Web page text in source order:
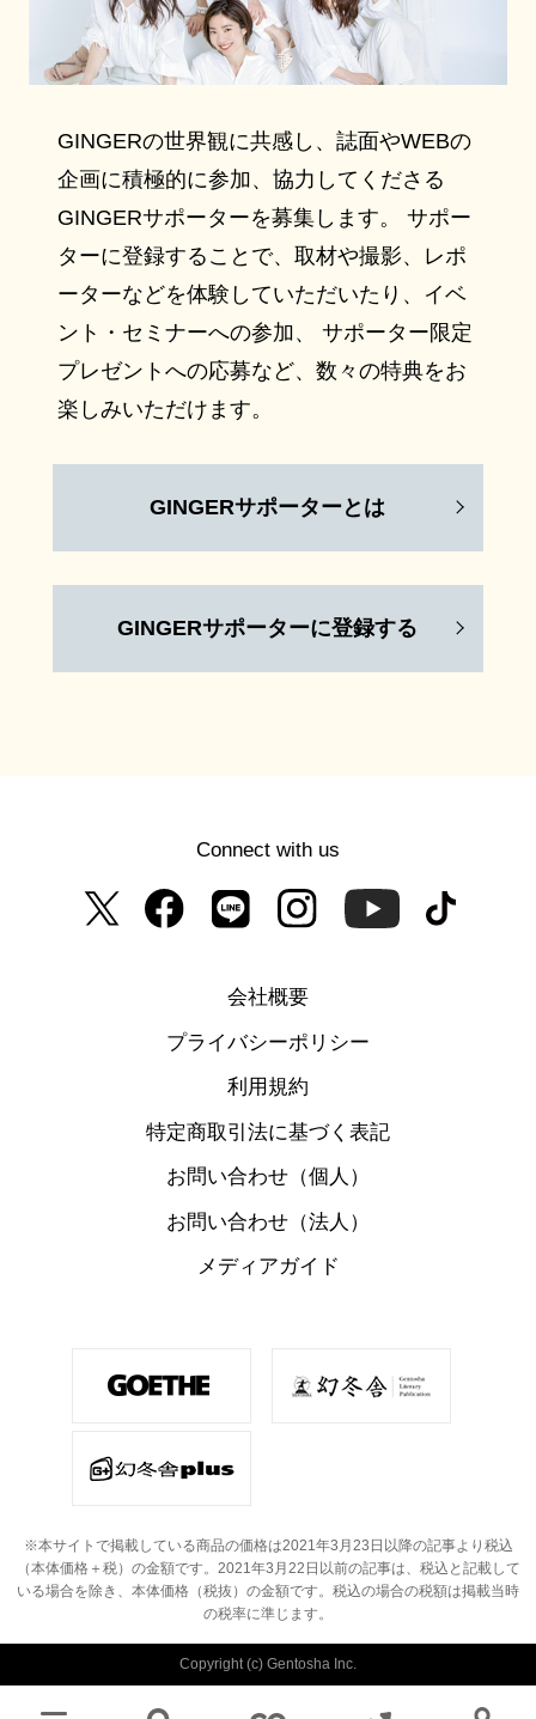
GINGERの世界観に共感し、誌面やWEBの
企画に積極的に参加、協力してくださる
GINGERサポーターを募集します。 サポー
ターに登録することで、取材や撮影、レポ
ーターなどを体験していただいたり、イベ
ント・セミナーへの参加、 サポーター限定
プレゼントへの応募など、数々の特典をお
楽しみいただけます。
GINGERサポーターとは
GINGERサポーターに登録する
Connect with us
会社概要
プライバシーポリシー
利用規約
特定商取引法に基づく表記
お問い合わせ（個人）
お問い合わせ（法人）
メディアガイド
※本サイトで掲載している商品の価格は2021年3月23日以降の記事より税込
（本体価格＋税）の金額です。 2021年3月22日以前の記事は、税込と記載して
いる場合を除き、本体価格（税抜）の金額です。 税込の場合の税額は掲載当時
の税率に準じます。
Copyright (c) Gentosha Inc.